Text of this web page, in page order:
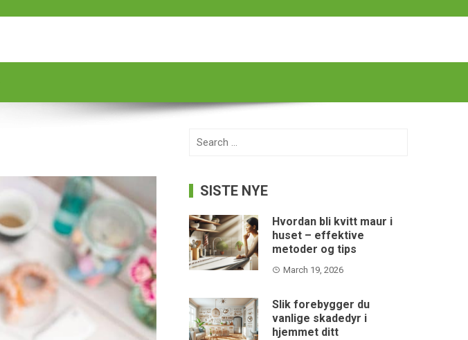
Search
SISTE NYE
Hvordan bli kvitt maur i
huset – effektive
metoder og tips
March 19, 2026
Slik forebygger du
vanlige skadedyr i
hjemmet ditt